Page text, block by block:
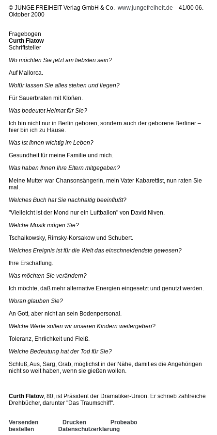
© JUNGE FREIHEIT Verlag GmbH & Co. www.jungefreiheit.de 41/00 06.
Oktober 2000
Fragebogen
Curth Flatow
Schriftsteller
Wo möchten Sie jetzt am liebsten sein?
Auf Mallorca.
Wofür lassen Sie alles stehen und liegen?
Für Sauerbraten mit Klößen.
Was bedeutet Heimat für Sie?
Ich bin nicht nur in Berlin geboren, sondern auch der geborene Berliner –
hier bin ich zu Hause.
Was ist Ihnen wichtig im Leben?
Gesundheit für meine Familie und mich.
Was haben Ihnen Ihre Eltern mitgegeben?
Meine Mutter war Chansonsängerin, mein Vater Kabarettist, nun raten Sie
mal.
Welches Buch hat Sie nachhaltig beeinflußt?
"Vielleicht ist der Mond nur ein Luftballon" von David Niven.
Welche Musik mögen Sie?
Tschaikowsky, Rimsky-Korsakow und Schubert.
Welches Ereignis ist für die Welt das einschneidendste gewesen?
Ihre Erschaffung.
Was möchten Sie verändern?
Ich möchte, daß mehr alternative Energien eingesetzt und genutzt werden.
Woran glauben Sie?
An Gott, aber nicht an sein Bodenpersonal.
Welche Werte sollen wir unseren Kindern weitergeben?
Toleranz, Ehrlichkeit und Fleiß.
Welche Bedeutung hat der Tod für Sie?
Schluß, Aus, Sarg, Grab, möglichst in der Nähe, damit es die Angehörigen
nicht so weit haben, wenn sie gießen wollen.
Curth Flatow, 80, ist Präsident der Dramatiker-Union. Er schrieb zahlreiche
Drehbücher, darunter "Das Traumschiff".
Versenden Drucken
Probeabo
bestellen
Datenschutzerklärung